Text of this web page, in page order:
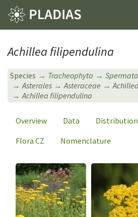
Achillea filipendulina
Species Tracheophyta
Asterales
Asteraceae
Achillea
Achillea filipendulina
Overview Data Distribution
Flora CZ
Nomenclature